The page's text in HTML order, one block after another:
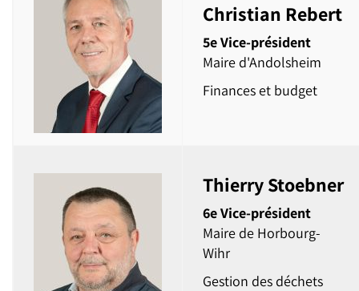
Christian Rebert
5e Vice-président
Maire d'Andolsheim
Finances et budget
Thierry Stoebner
6e Vice-président
Maire de Horbourg-
Wihr
Gestion des déchets